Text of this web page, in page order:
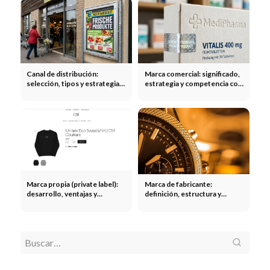
Canal de distribución:
selección, tipos y estrategia
Marca comercial: significado,
estrategia y competencia con
Marca propia (private label):
desarrollo, ventajas y
Marca de fabricante:
definición, estructura y